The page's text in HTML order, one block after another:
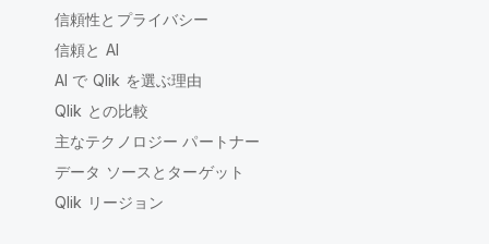
信頼性とプライバシー
信頼と AI
AI で Qlik を選ぶ理由
Qlik との比較
主なテクノロジー パートナー
データ ソースとターゲット
Qlik リージョン